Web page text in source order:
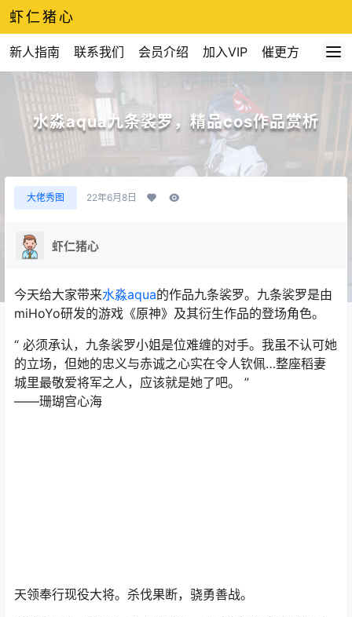
虾仁猪心
新人指南 联系我们 会员介绍 加入VIP 催更方式
水淼aqua九条裟罗，精品cos作品赏析
大佬秀图 22年6月8日
虾仁猪心
今天给大家带来水淼aqua的作品九条裟罗。九条裟罗是由
miHoYo研发的游戏《原神》及其衍生作品的登场角色。
“ 必须承认，九条裟罗小姐是位难缠的对手。我虽不认可她
的立场，但她的忠义与赤诚之心实在令人钦佩…整座稻妻
城里最敬爱将军之人，应该就是她了吧。 ”
——珊瑚宫心海
天领奉行现役大将。杀伐果断，骁勇善战。